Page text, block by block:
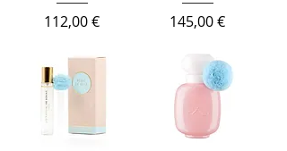
Cena
112,00 € Cena
145,00 €